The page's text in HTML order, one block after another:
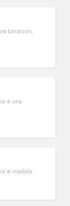
tandoori,
e una
e insalata